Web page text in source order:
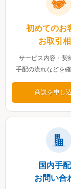
初めてのお
お取引
サービス内容・契
手配の流れなどを
商談を申し
国内手
お問い合